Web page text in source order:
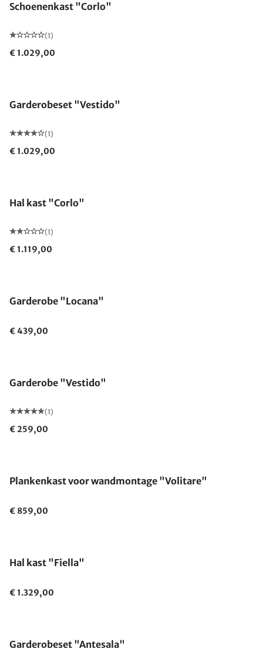
Schoenenkast "Corlo"
(1)
€ 1.029,00
Garderobeset "Vestido"
(1)
€ 1.029,00
Hal kast "Corlo"
(1)
€ 1.119,00
Garderobe "Locana"
€ 439,00
Garderobe "Vestido"
(1)
€ 259,00
Plankenkast voor wandmontage "Volitare"
€ 859,00
Hal kast "Fiella"
€ 1.329,00
Garderobeset "Antesala"